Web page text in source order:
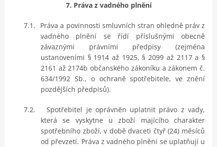
7. Práva z vadného plnění
7.1.
Práva a povinnosti smluvních stran ohledně práv z
vadného plnění se řídí příslušnými obecně
závaznými právními předpisy (zejména
ustanoveními § 1914 až 1925, § 2099 až 2117 a §
2161 až 2174b občanského zákoníku a zákonem č.
634/1992 Sb., o ochraně spotřebitele, ve znění
pozdějších předpisů).
7.2.
Spotřebitel je oprávněn uplatnit právo z vady,
která se vyskytne u zboží majícího charakter
spotřebního zboží, v době dvaceti čtyř (24) měsíců
od převzetí. Práva z vadného plnění se uplatňují u